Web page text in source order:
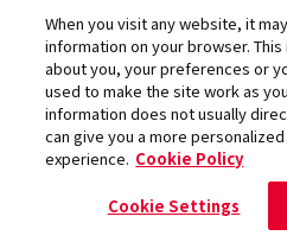
ECサイト運営（制作・
IPのECサイトを立ち上
2026.07.06
When you visit any website, it
information on your browser.
about you, your preferences or
used to make the site work as
information does not usually
can give you a more
experience. Cookie Policy
Cookie Settings